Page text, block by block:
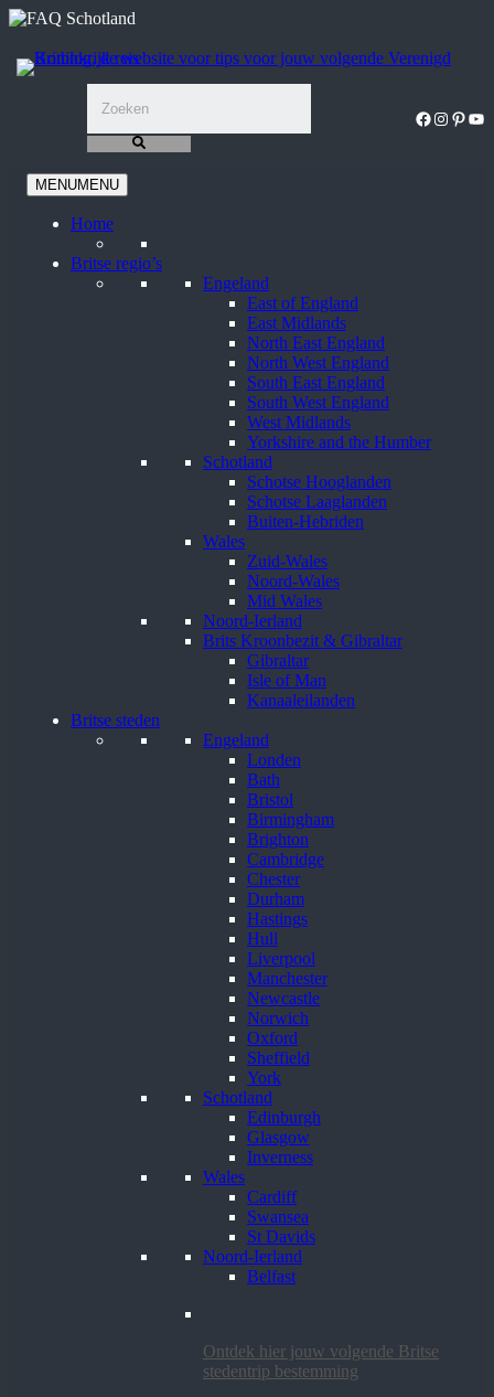
Ga
de
inhoud
Facebook
MENUMENU
Home
Britse regio’s
Engeland
East of England
East Midlands
North East England
North West England
South East England
South West England
West Midlands
Yorkshire and the Humber
Schotland
Schotse Hooglanden
Schotse Laaglanden
Buiten-Hebriden
Wales
Zuid-Wales
Noord-Wales
Mid Wales
Noord-Ierland
Brits Kroonbezit & Gibraltar
Gibraltar
Isle of Man
Kanaaleilanden
Britse steden
Engeland
Londen
Bath
Bristol
Birmingham
Brighton
Cambridge
Chester
Durham
Hastings
Hull
Liverpool
Manchester
Newcastle
Norwich
Oxford
Sheffield
York
Schotland
Edinburgh
Glasgow
Inverness
Wales
Cardiff
Swansea
St Davids
Noord-Ierland
Belfast
Ontdek hier jouw volgende Britse
stedentrip bestemming